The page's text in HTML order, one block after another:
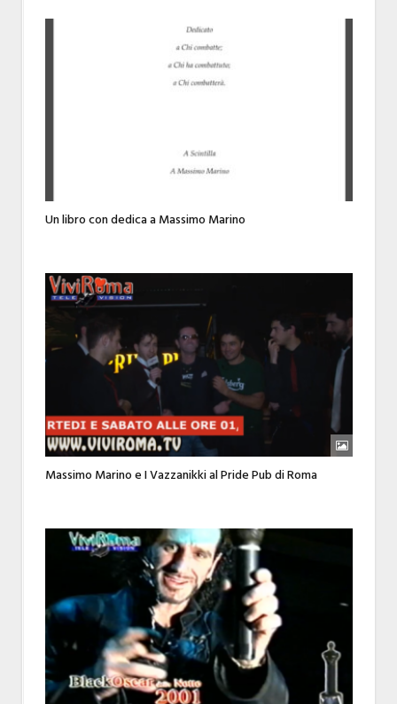
Un libro con dedica a Massimo Marino
Massimo Marino e I Vazzanikki al Pride Pub di Roma